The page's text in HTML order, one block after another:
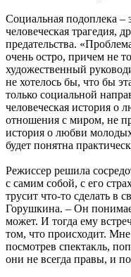
Социальная подоплека –
человеческая трагедия,
предательства.
очень остро, причем не
художественный
не хотелось бы, что бы
только социальной
человеческая история о
отношения с миром, не
история о любви
будет понятна
Режиссер решила
с самим собой, с его
трусит что-то сделать в
Горушкина. – Он
может. И тогда ему
том, что происходит.
посмотрев спектакль,
они не всегда правы, и